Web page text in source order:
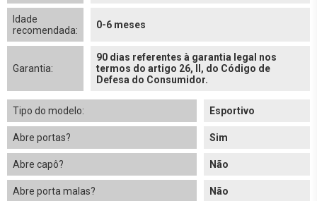
Idade
recomendada:
0-6 meses
Garantia:
90 dias referentes à garantia legal nos
termos do artigo 26, II, do Código de
Defesa do Consumidor.
Tipo do modelo: Esportivo
Abre portas? Sim
Abre capô? Não
Abre porta malas? Não